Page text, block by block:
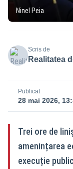
Ninel Peia
Scris de
Realitatea
Publicat
28 mai 2026,
Trei ore de
amenințarea
execuție